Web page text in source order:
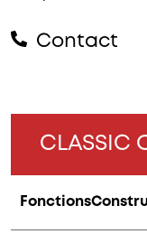
Contact
CLASSIC
Fonctions